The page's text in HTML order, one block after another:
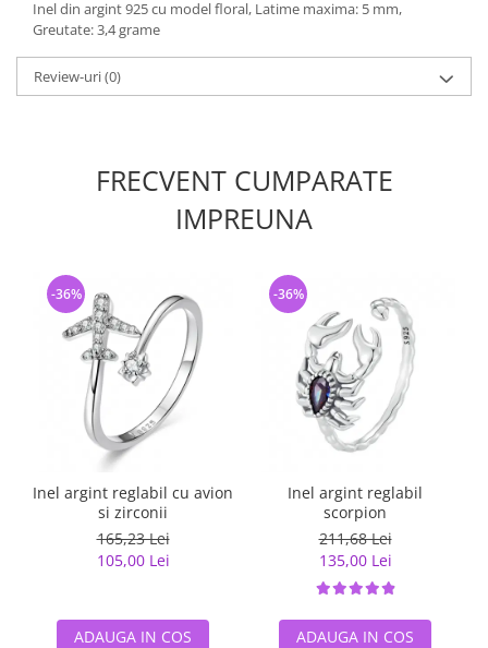
Inel din argint 925 cu model floral, Latime maxima: 5 mm,
Greutate: 3,4 grame
Review-uri(0)
FRECVENT CUMPARATE
IMPREUNA
Inel argint reglabil cu avion
si zirconii
165,23 Lei
105,00 Lei
-36%
ADAUGA IN COS
Inel argint reglabil
scorpion
211,68 Lei
135,00 Lei
-36%
ADAUGA IN COS